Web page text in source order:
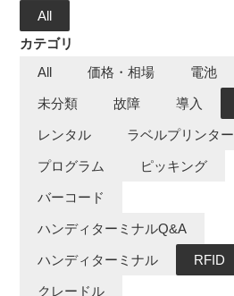
All
カテゴリ
All
価格・相場 電池
未分類 故障 導入
レンタル ラベルプリンター
プログラム ピッキング
バーコード
ハンディターミナルQ&A
ハンディターミナル RFID
クレードル